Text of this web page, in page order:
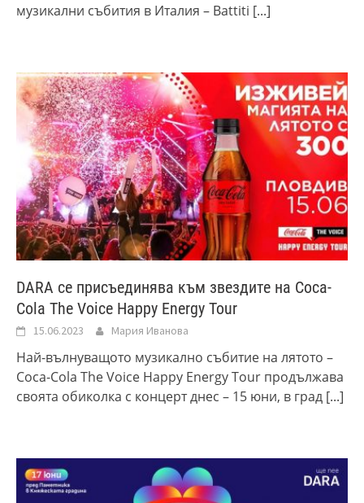
музикални събития в Италия – Battiti [...]
DARA се присъединява към звездите на Coca-
Cola The Voice Happy Energy Tour
15.06.2023 Мария Иванова
Най-вълнуващото музикално събитие на лятото –
Coca-Cola The Voice Happy Energy Tour продължава
своята обиколка с концерт днес – 15 юни, в град [...]